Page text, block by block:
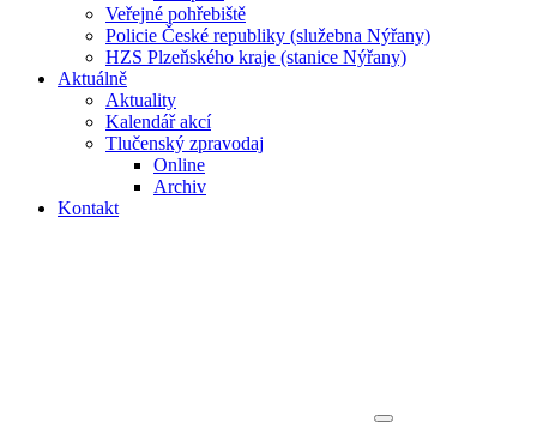
Veřejné pohřebiště
Policie České republiky (služebna Nýřany)
HZS Plzeňského kraje (stanice Nýřany)
Aktuálně
Aktuality
Kalendář akcí
Tlučenský zpravodaj
Online
Archiv
Kontakt